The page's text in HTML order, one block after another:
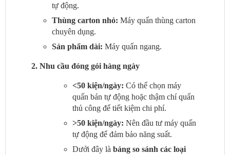
tự động.
Thùng carton nhỏ: Máy quấn thùng carton
chuyên dụng.
Sản phẩm dài: Máy quấn ngang.
2. Nhu cầu đóng gói hàng ngày
<50 kiện/ngày: Có thể chọn máy
quấn bán tự động hoặc thậm chí quấn
thủ công để tiết kiệm chi phí.
>50 kiện/ngày: Nên đầu tư máy quấn
tự động để đảm bảo năng suất.
Dưới đây là bảng so sánh các loại